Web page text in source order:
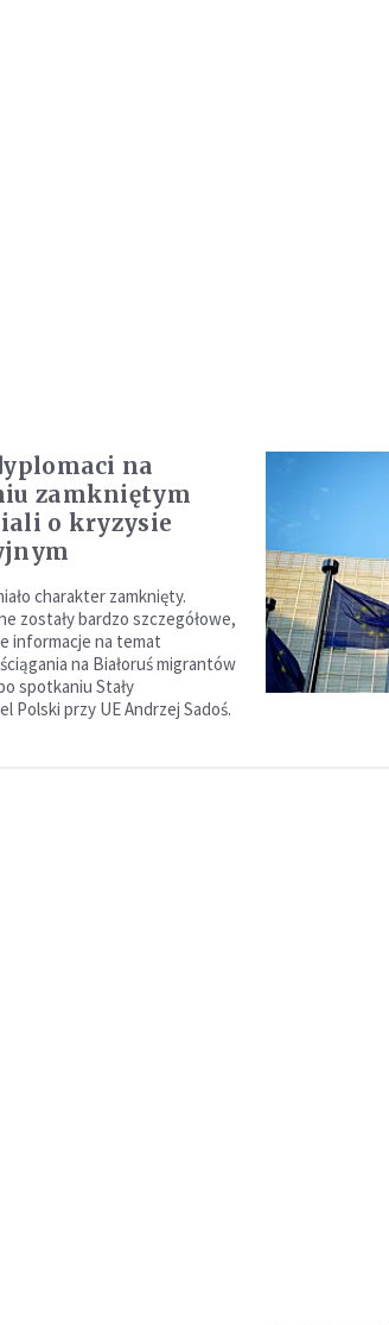
na
zamkniętym
o kryzysie
charakter zamknięty.
zostały bardzo szczegółowe,
informacje na temat
na Białoruś migrantów
spotkaniu Stały
Polski przy UE Andrzej Sadoś.